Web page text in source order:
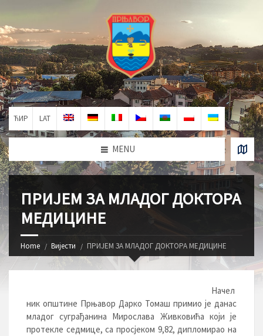
ЋИР LAT
MENU
ПРИЈЕМ ЗА МЛАДОГ ДОКТОРА
МЕДИЦИНЕ
Home Вијести ПРИЈЕМ ЗА МЛАДОГ ДОКТОРА МЕДИЦИНЕ
Начел
ник општине Прњавор Дарко Томаш примио је данас
младог суграђанина Мирослава Живковића који је
протекле седмице, са просјеком 9,82, дипломирао на